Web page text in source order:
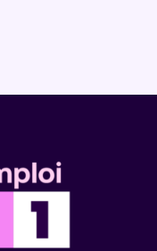
fermé plusieurs